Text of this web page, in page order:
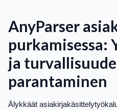
AnyParser
purkamisessa:
ja
parantaminen
Älykkäät